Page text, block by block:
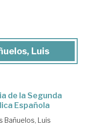
Luis
de la Segunda
Española
Bañuelos, Luis